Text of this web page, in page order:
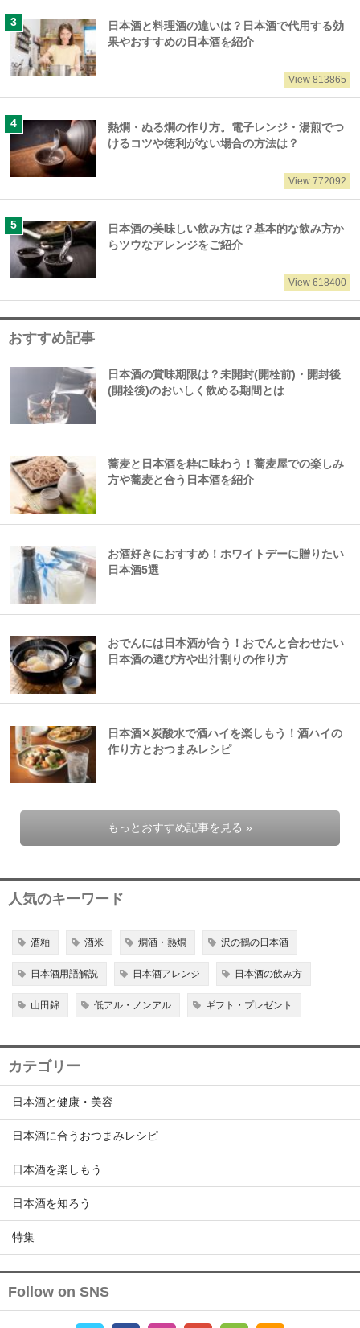
日本酒と料理酒の違いは？日本酒で代用する効
果やおすすめの日本酒を紹介
View 813865
熱燗・ぬる燗の作り方。電子レンジ・湯煎でつ
けるコツや徳利がない場合の方法は？
View 772092
日本酒の美味しい飲み方は？基本的な飲み方か
らツウなアレンジをご紹介
View 618400
おすすめ記事
日本酒の賞味期限は？未開封(開栓前)・開封後
(開栓後)のおいしく飲める期間とは
蕎麦と日本酒を粋に味わう！蕎麦屋での楽しみ
方や蕎麦と合う日本酒を紹介
お酒好きにおすすめ！ホワイトデーに贈りたい
日本酒5選
おでんには日本酒が合う！おでんと合わせたい
日本酒の選び方や出汁割りの作り方
日本酒✕炭酸水で酒ハイを楽しもう！酒ハイの
作り方とおつまみレシピ
もっとおすすめ記事を見る »
人気のキーワード
酒粕 酒米 燗酒・熱燗 沢の鶴の日本酒
日本酒用語解説 日本酒アレンジ 日本酒の飲み方
山田錦 低アル・ノンアル ギフト・プレゼント
カテゴリー
日本酒と健康・美容
日本酒に合うおつまみレシピ
日本酒を楽しもう
日本酒を知ろう
特集
Follow on SNS